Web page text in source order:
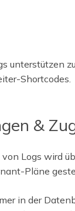
unterstützen
Shortcodes.
&
Logs wird
Pläne
in der